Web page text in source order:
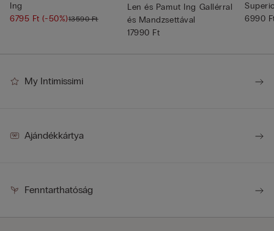
Ing
6795 Ft(-50%)13590 Ft
Len és Pamut Ing Gallérral
és Mandzsettával
17990 Ft
6990
My Intimissimi
Ajándékkártya
Fenntarthatóság